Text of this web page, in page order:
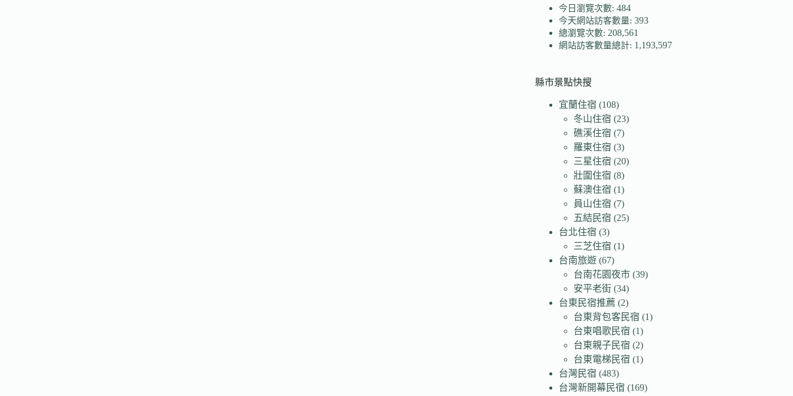
今日瀏覽次數:484
今天網站訪客數量:393
總瀏覽次數: 208,561
網站訪客數量總計: 1,193,597
縣市景點快搜
宜蘭住宿 (108)
冬山住宿 (23)
礁溪住宿 (7)
羅東住宿 (3)
三星住宿 (20)
壯圍住宿 (8)
蘇澳住宿 (1)
員山住宿 (7)
五結民宿 (25)
台北住宿 (3)
三芝住宿 (1)
台南旅遊 (67)
台南花園夜市 (39)
安平老街 (34)
台東民宿推薦 (2)
台東背包客民宿 (1)
台東唱歌民宿 (1)
台東親子民宿 (2)
台東電梯民宿 (1)
台灣民宿 (483)
台灣新開幕民宿 (169)